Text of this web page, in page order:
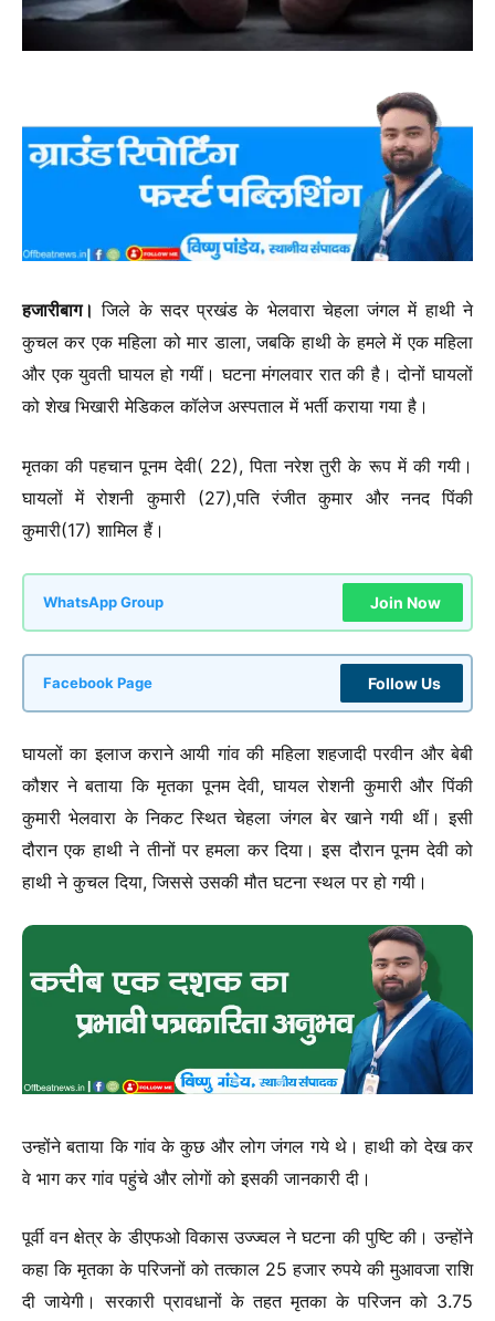
हजारीबाग। जिले के सदर प्रखंड के भेलवारा चेहला जंगल में हाथी ने
कुचल कर एक महिला को मार डाला, जबकि हाथी के हमले में एक महिला
और एक युवती घायल हो गयीं। घटना मंगलवार रात की है। दोनों घायलों
को शेख भिखारी मेडिकल कॉलेज अस्पताल में भर्ती कराया गया है।
मृतका की पहचान पूनम देवी( 22), पिता नरेश तुरी के रूप में की गयी।
घायलों में रोशनी कुमारी (27),पति रंजीत कुमार और ननद पिंकी
कुमारी(17) शामिल हैं।
WhatsApp Group Join Now
Facebook Page Follow Us
घायलों का इलाज कराने आयी गांव की महिला शहजादी परवीन और बेबी
कौशर ने बताया कि मृतका पूनम देवी, घायल रोशनी कुमारी और पिंकी
कुमारी भेलवारा के निकट स्थित चेहला जंगल बेर खाने गयी थीं। इसी
दौरान एक हाथी ने तीनों पर हमला कर दिया। इस दौरान पूनम देवी को
हाथी ने कुचल दिया, जिससे उसकी मौत घटना स्थल पर हो गयी।
उन्होंने बताया कि गांव के कुछ और लोग जंगल गये थे। हाथी को देख कर
वे भाग कर गांव पहुंचे और लोगाें को इसकी जानकारी दी।
पूर्वी वन क्षेत्र के डीएफओ विकास उज्ज्वल ने घटना की पुष्टि की। उन्होंने
कहा कि मृतका के परिजनों को तत्काल 25 हजार रुपये की मुआवजा राशि
दी जायेगी। सरकारी प्रावधानों के तहत मृतका के परिजन को 3.75